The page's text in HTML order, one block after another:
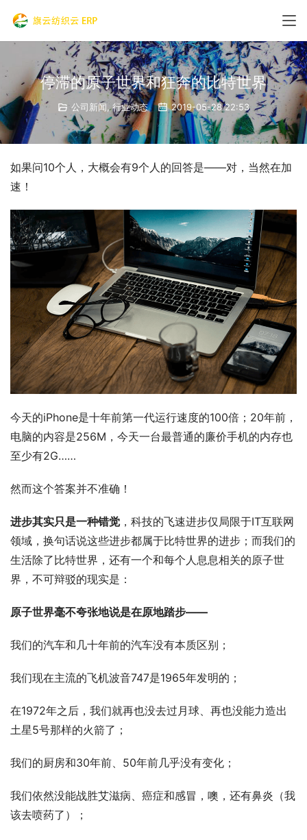
停滞的原子世界和狂奔的比特世界
公司新闻 ,行业动态 2019-05-28 22:53
如果问10个人，大概会有9个人的回答是——对，当然在加
速！
今天的iPhone是十年前第一代运行速度的100倍；20年前，
电脑的内容是256M，今天一台最普通的廉价手机的内存也
至少有2G……
然而这个答案并不准确！
进步其实只是一种错觉 ，科技的飞速进步仅局限于IT互联网
领域，换句话说这些进步都属于比特世界的进步；而我们的
生活除了比特世界，还有一个和每个人息息相关的原子世
界，不可辩驳的现实是：
原子世界毫不夸张地说是在原地踏步——
我们的汽车和几十年前的汽车没有本质区别；
我们现在主流的飞机波音747是1965年发明的；
在1972年之后，我们就再也没去过月球、再也没能力造出
土星5号那样的火箭了；
我们的厨房和30年前、50年前几乎没有变化；
我们依然没能战胜艾滋病、癌症和感冒，噢，还有鼻炎（我
该去喷药了）；